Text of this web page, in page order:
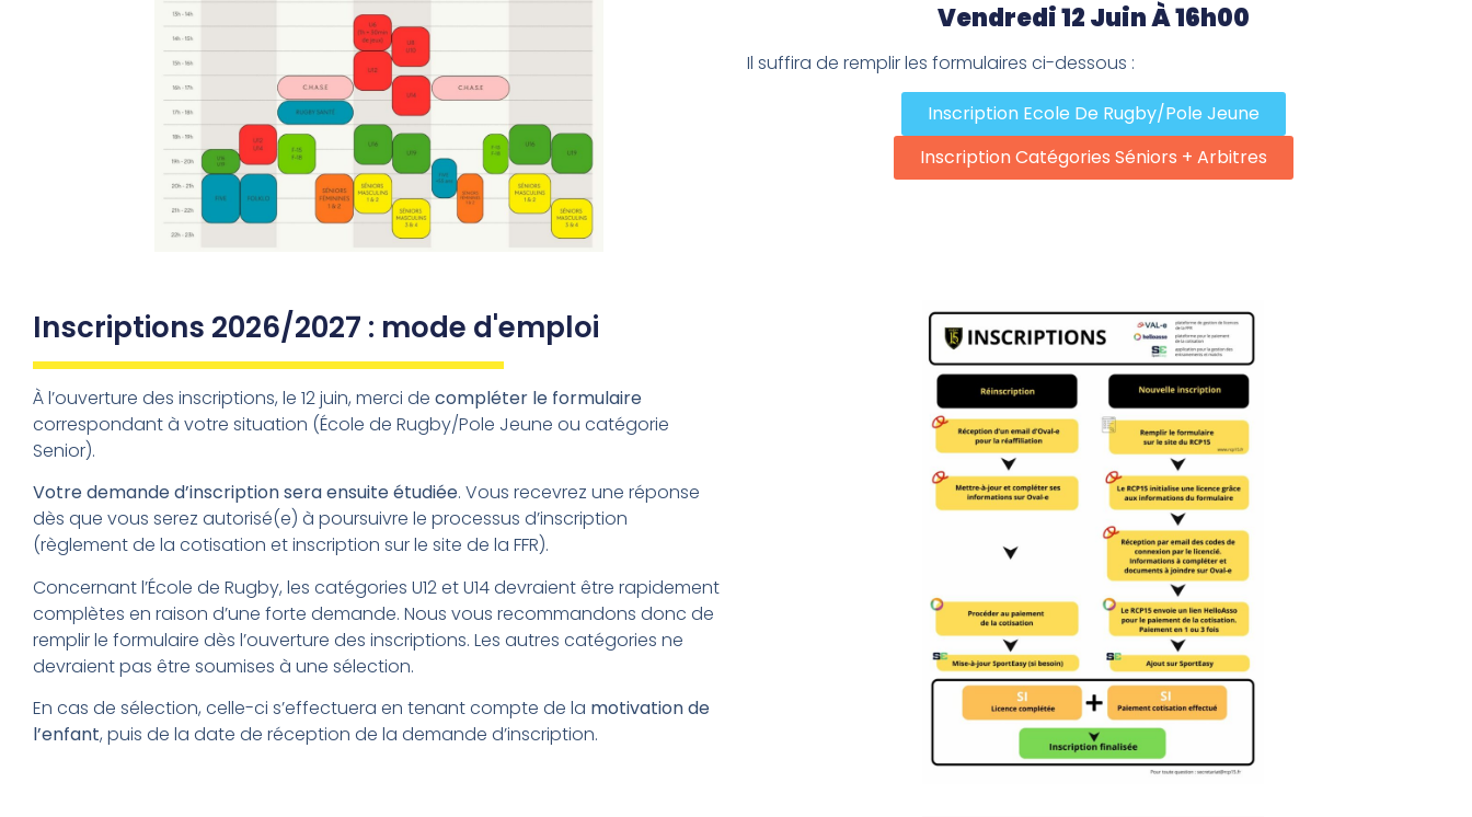
Vendredi 12 Juin À 16h00
Il suffira de remplir les formulaires ci-dessous :
Inscription Ecole De Rugby/Pole Jeune
Inscription Catégories Séniors + Arbitres
Inscriptions 2026/2027 : mode d'emploi
À l’ouverture des inscriptions, le 12 juin, merci de compléter le formulaire
correspondant à votre situation (École de Rugby/Pole Jeune ou catégorie
Senior).
Votre demande d’inscription sera ensuite étudiée. Vous recevrez une réponse
dès que vous serez autorisé(e) à poursuivre le processus d’inscription
(règlement de la cotisation et inscription sur le site de la FFR).
Concernant l’École de Rugby, les catégories U12 et U14 devraient être rapidement
complètes en raison d’une forte demande. Nous vous recommandons donc de
remplir le formulaire dès l’ouverture des inscriptions. Les autres catégories ne
devraient pas être soumises à une sélection.
En cas de sélection, celle-ci s’effectuera en tenant compte de la motivation de
l’enfant, puis de la date de réception de la demande d’inscription.